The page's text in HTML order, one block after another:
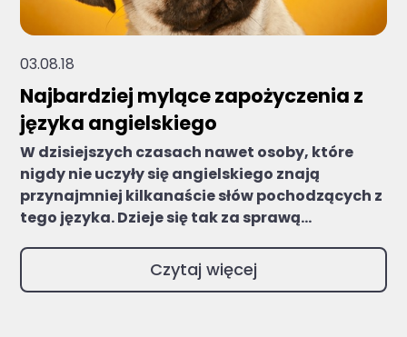
03.08.18
Najbardziej mylące zapożyczenia z
języka angielskiego
W dzisiejszych czasach nawet osoby, które
nigdy nie uczyły się angielskiego znają
przynajmniej kilkanaście słów pochodzących z
tego języka. Dzieje się tak za sprawą...
Czytaj więcej